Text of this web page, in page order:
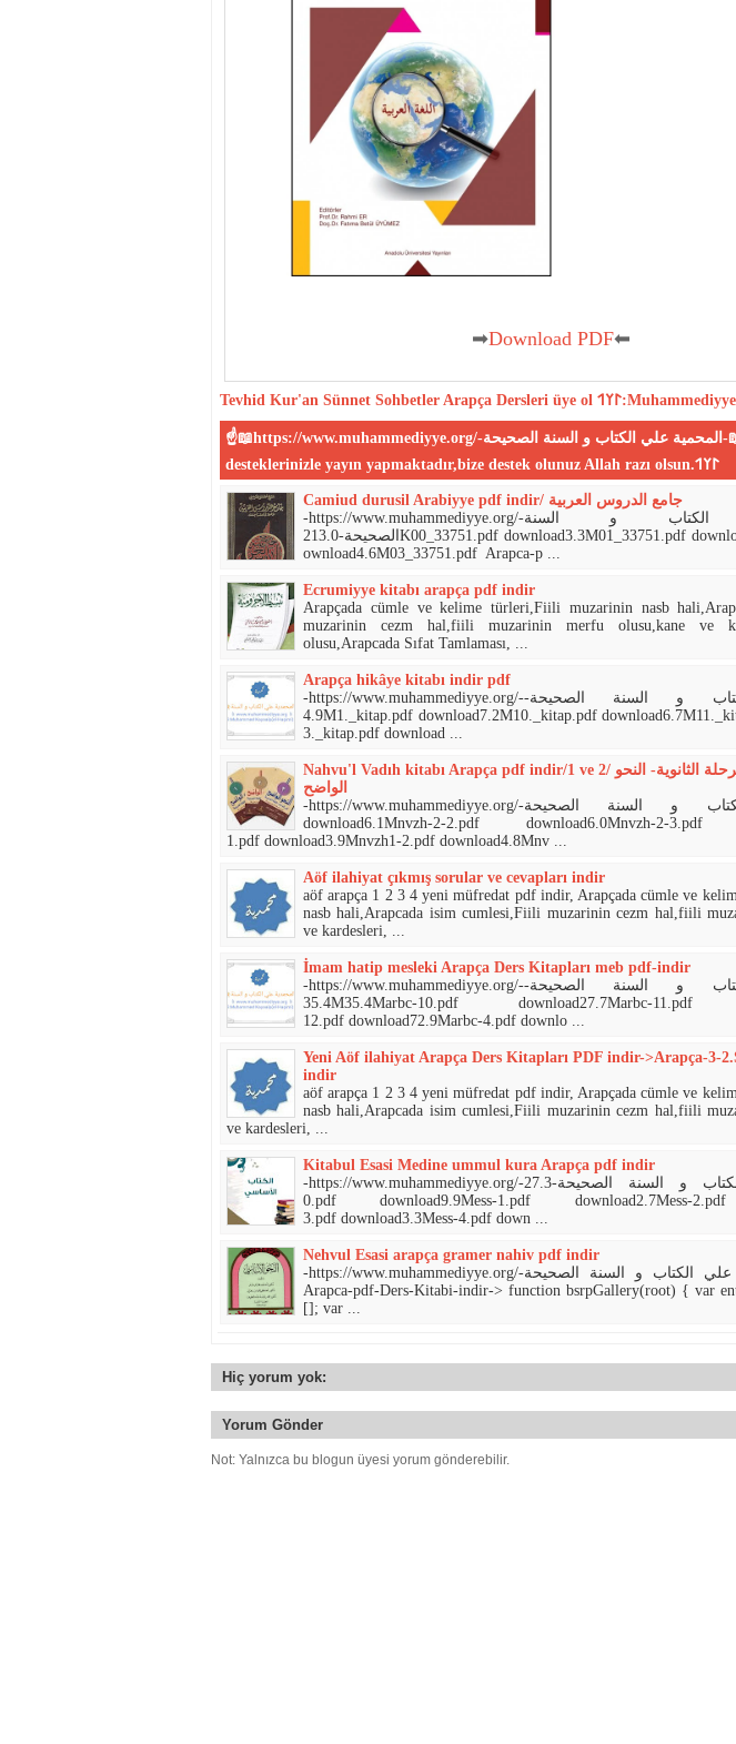
➡Download PDF⬅
Tevhid Kur'an Sünnet Sohbetler Arapça Dersleri üye ol
☝📖https://www.muhammediyye.org/-المحمية علي الكتاب و السنة الصحيحة-📖☝:Sitemiz sizin
desteklerinizle yayın yapmaktadır,bize destek olunuz Allah razı olsun.𐰃𐰠𐰯
Camiud durusil Arabiyye pdf indir/ جامع الدروس العربية
-https://www.muhammediyye.org/-المحمية علي الكتاب و السنة
الصحيحة-213.0K00_33751.pdf download3.3M01_33751.pdf download4.8M02_33751.pdf d
ownload4.6M03_33751.pdf Arapca-p ...
Ecrumiyye kitabı arapça pdf indir
Arapçada cümle ve kelime türleri,Fiili muzarinin nasb
muzarinin cezm hal,fiili muzarinin merfu olusu,kane ve
olusu,Arapcada Sıfat Tamlaması, ...
Arapça hikâye kitabı indir pdf
-https://www.muhammediyye.org/-المحمية علي الكتاب و السنة الصحيحة-
4.9M1._kitap.pdf download7.2M10._kitap.pdf download6.7M11._kitap.pdf download6.5M1
3._kitap.pdf download ...
Nahvu'l Vadıh kitabı Arapça pdf indir/1 ve 2/ المرحلة الأولى-للمرحلة الثانوية- النحو
الواضح
-https://www.muhammediyye.org/-المحمية علي الكتاب و السنة الصحيحة-
download6.1Mnvzh-2-2.pdf download6.0Mnvzh-2-3.pdf
1.pdf download3.9Mnvzh1-2.pdf download4.8Mnv ...
Aöf ilahiyat çıkmış sorular ve cevapları indir
aöf arapça 1 2 3 4 yeni müfredat pdf indir, Arapçada cümle ve
nasb hali,Arapcada isim cumlesi,Fiili muzarinin cezm hal,fiili
ve kardesleri, ...
İmam hatip mesleki Arapça Ders Kitapları meb pdf-indir
-https://www.muhammediyye.org/-المحمية علي الكتاب و السنة الصحيحة-
35.4M35.4Marbc-10.pdf download27.7Marbc-11.pdf download86.6Marbc-
12.pdf download72.9Marbc-4.pdf downlo ...
Yeni Aöf ilahiyat Arapça Ders Kitapları PDF indir->Arapça-3-
indir
aöf arapça 1 2 3 4 yeni müfredat pdf indir, Arapçada cümle ve
nasb hali,Arapcada isim cumlesi,Fiili muzarinin cezm hal,fiili
ve kardesleri, ...
Kitabul Esasi Medine ummul kura Arapça pdf indir
-https://www.muhammediyye.org/-المحمية علي الكتاب و السنة الصحيحة-27.3Kess-
0.pdf download9.9Mess-1.pdf download2.7Mess-
3.pdf download3.3Mess-4.pdf down ...
Nehvul Esasi arapça gramer nahiv pdf indir
-https://www.muhammediyye.org/-المحمية علي الكتاب و السنة الصحيحة-filePDF indir
Arapca-pdf-Ders-Kitabi-indir-> function bsrpGallery(root) { var
[]; var ...
Hiç yorum yok:
Yorum Gönder
Not: Yalnızca bu blogun üyesi yorum gönderebilir.